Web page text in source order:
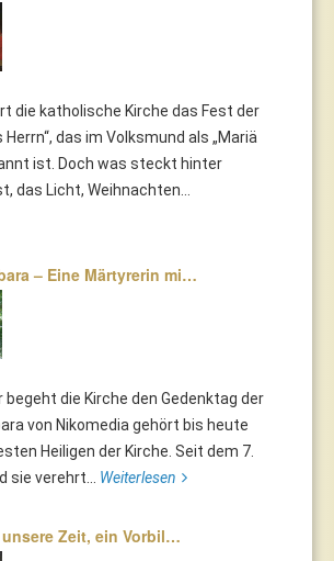
die katholische Kirche das Fest der
das im Volksmund als „Mariä
ist. Doch was steckt hinter
das Licht, Weihnachten...
– Eine Märtyrerin mi…
begeht die Kirche den Gedenktag der
von Nikomedia gehört bis heute
Heiligen der Kirche. Seit dem 7.
sie verehrt... Weiterlesen
Zeit, ein Vorbil…